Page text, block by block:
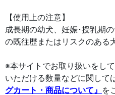
【使用上の注意】
成長期の幼犬、妊娠･授乳期
の既往歴またはリスクのある
※本サイトでお取り扱いをし
いただける数量などに関して
グカート・商品について』
を